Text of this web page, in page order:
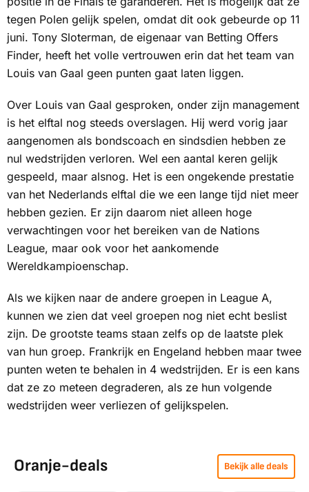
tegen Polen gelijk spelen, omdat dit ook gebeurde op 11
juni. Tony Sloterman, de eigenaar van Betting Offers
Finder, heeft het volle vertrouwen erin dat het team van
Louis van Gaal geen punten gaat laten liggen.
Over Louis van Gaal gesproken, onder zijn management
is het elftal nog steeds overslagen. Hij werd vorig jaar
aangenomen als bondscoach en sindsdien hebben ze
nul wedstrijden verloren. Wel een aantal keren gelijk
gespeeld, maar alsnog. Het is een ongekende prestatie
van het Nederlands elftal die we een lange tijd niet meer
hebben gezien. Er zijn daarom niet alleen hoge
verwachtingen voor het bereiken van de Nations
League, maar ook voor het aankomende
Wereldkampioenschap.
Als we kijken naar de andere groepen in League A,
kunnen we zien dat veel groepen nog niet echt beslist
zijn. De grootste teams staan zelfs op de laatste plek
van hun groep. Frankrijk en Engeland hebben maar twee
punten weten te behalen in 4 wedstrijden. Er is een kans
dat ze zo meteen degraderen, als ze hun volgende
wedstrijden weer verliezen of gelijkspelen.
Oranje-deals Bekijk alle deals